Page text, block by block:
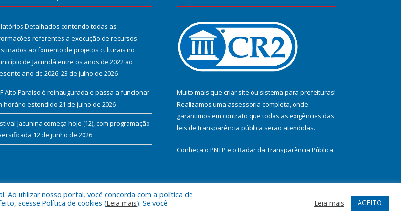
Detalhados contendo todas as
referentes a execução de recursos
ao fomento de projetos culturais no
de Jacundá entre os anos de 2022 ao
ano de 2026. 23 de julho de 2026
Alto Paraíso é reinaugurada e passa a funcionar
horário estendido 21 de julho de 2026
Jacunina começa hoje (12), com programação
12 de junho de 2026
Muito mais que criar site ou sistema para prefeituras!
Realizamos uma assessoria completa, onde
garantimos em contrato que todas as exigências das
leis de transparência pública serão atendidas.
Conheça o PNTP e o Radar da Transparência Pública
Mapa do Site Acessar Webmail
Ao utilizar nosso portal, você concorda com a política de
acesse Política de cookies (Leia mais). Se você
Leia mais ACEITO